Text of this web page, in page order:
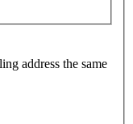
address the same